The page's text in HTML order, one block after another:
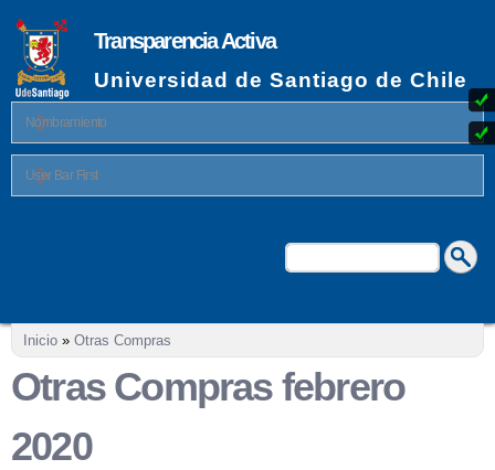
contenido
principal
Transparencia Activa
Universidad de Santiago de Chile
Nombramiento
User Bar First
Formulario de búsqueda
Buscar
Se encuentra usted aquí
Inicio » Otras Compras
Otras Compras febrero
2020